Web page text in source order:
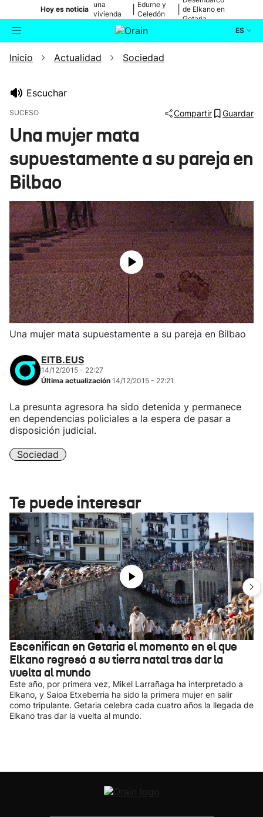
Hoy es noticia
una
vivienda
de Bilbao
Edurne y
Celedón
de Elkano en
Getaria
ES
Buscador Actualidad
Ikusmiran
Inicio Actualidad Sociedad
Escuchar
SUCESO Compartir Guardar
Una mujer mata
supuestamente a su pareja en
Bilbao
Una mujer mata supuestamente a su pareja en Bilbao
EITB.EUS
14/12/2015 - 22:27
Última actualización 14/12/2015 - 22:21
La presunta agresora ha sido detenida y permanece
en dependencias policiales a la espera de pasar a
disposición judicial.
Sociedad
Te puede interesar
Escenifican en Getaria el momento en el que
Elkano regresó a su tierra natal tras dar la
vuelta al mundo
Este año, por primera vez, Mikel Larrañaga ha interpretado a
Elkano, y Saioa Etxeberria ha sido la primera mujer en salir
como tripulante. Getaria celebra cada cuatro años la llegada de
Elkano tras dar la vuelta al mundo.